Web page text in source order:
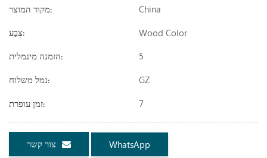
מקור המוצר: China
צֶבַע: Wood Color
הזמנה מינמלית: 5
נמל משלוח: GZ
זמן עופרת: 7
צור קשר WhatsApp